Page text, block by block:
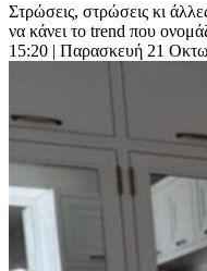
Στρώσεις, στρώσεις κι
να κάνει το trend που
15:20 | Παρασκευή 21